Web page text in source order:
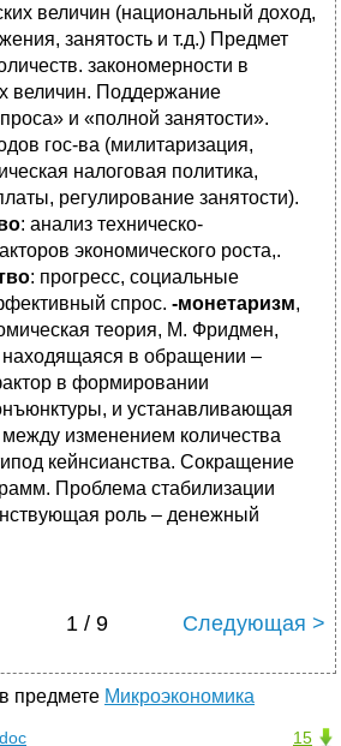
величин (национальный доход,
занятость и т.д.) Предмет
закономерности в
величин. Поддержание
и «полной занятости».
гос-ва (милитаризация,
налоговая политика,
регулирование занятости).
: анализ техническо-
экономического роста,.
: прогресс, социальные
спрос. -монетаризм,
теория, М. Фридмен,
в обращении –
в формировании
и устанавливающая
изменением количества
кейнсианства. Сокращение
Проблема стабилизации
роль – денежный
1 / 9 Следующая >
предмете Микроэкономика
15